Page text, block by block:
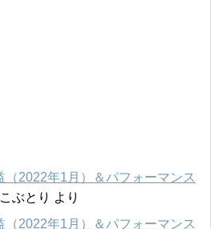
（2022年1月）＆パフォーマンス
こぶとり より
（2022年1月）＆パフォーマンス